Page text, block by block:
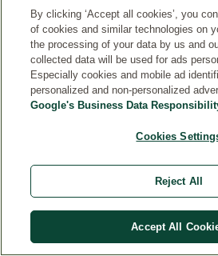
ch
äb
ch
ün
ho
for
By clicking ‘Accept all cookies’, you
of cookies and similar technologies on
the processing of your data by us and
collected data will be used for ads
Especially cookies and mobile ad
personalized and non-personalized
Google's Business Data
Cookies
Reject All
Accept All